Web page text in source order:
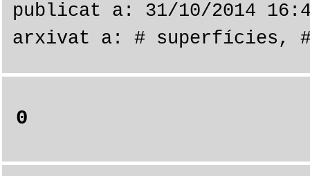
publicat a: 31/10/2014
arxivat a: # superfícies ,
0